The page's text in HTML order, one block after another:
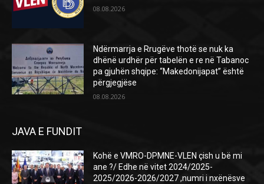
08.08.2026
Ndërmarrja e Rrugëve thotë se nuk ka
dhënë urdhër për tabelën e re në Tabanoc
pa gjuhën shqipe: “Makedonijapat” është
përgjegjëse
08.08.2026
JAVA E FUNDIT
Kohë e VMRO-DPMNE-VLEN çish u bë mi
ane ?/ Edhe në vitet 2024/2025-
2025/2026-2026/2027 ,numri i nxënësve